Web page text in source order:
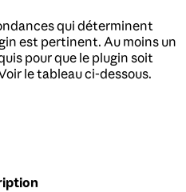
qui déterminent
est pertinent. Au moins un
pour que le plugin soit
le tableau ci-dessous.